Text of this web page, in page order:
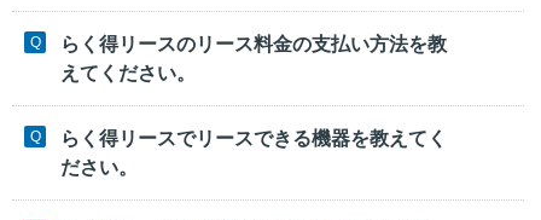
らく得リースのリース料金の支払い方法を教
えてください。
らく得リースでリースできる機器を教えてく
ださい。